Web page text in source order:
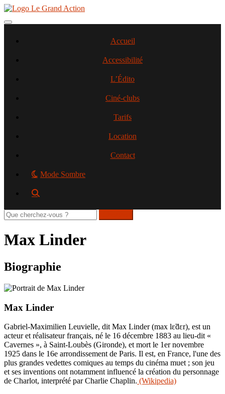
Aller
contenu
Toggle navigation
Accueil
Accessibilité
L’Édito
Ciné-clubs
Tarifs
Location
Contact
Mode Sombre
Rechercher
sur
site
Max Linder
Biographie
Max Linder
Gabriel-Maximilien Leuvielle, dit Max Linder (max lɛ̃dɛr), est un
acteur et réalisateur français, né le 16 décembre 1883 au lieu-dit «
Cavernes », à Saint-Loubès (Gironde), et mort le 1er novembre
1925 dans le 16e arrondissement de Paris. Il est, en France, l'une des
plus grandes vedettes comiques au temps du cinéma muet ; son jeu
et ses inventions ont notamment influencé la création du personnage
de Charlot, interprété par Charlie Chaplin. (Wikipedia)